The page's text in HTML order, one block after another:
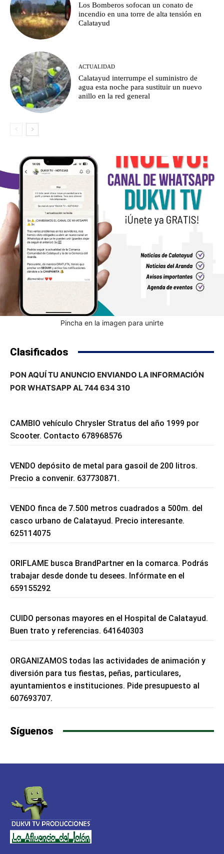
Los Bomberos sofocan un conato de
incendio en una torre de alta tensión en
Calatayud
ACTUALIDAD
Calatayud interrumpe el suministro de
agua esta noche para sustituir un nuevo
anillo en la red general
Pincha en la imagen para unirte
Clasificados
PON AQUÍ TU ANUNCIO ENVIANDO LA INFORMACIÓN
POR WHATSAPP AL 744 634 310
CAMBIO vehículo Chrysler Stratus del año 1999 por
Scooter. Contacto 678968576
VENDO depósito de metal para gasoil de 200 litros.
Precio a convenir. 637730871.
VENDO finca de 7.500 metros cuadrados a 500m. del
casco urbano de Calatayud. Precio interesante.
625114075
ORIFLAME busca BrandPartner en la comarca. Podrás
trabajar desde donde tu desees. Infórmate en el
659155292
CUIDO personas mayores en el Hospital de Calatayud.
Buen trato y referencias. 641640303
ORGANIZAMOS todas las actividades de animación y
diversión para tus fiestas, peñas, particulares,
ayuntamientos e instituciones. Pide presupuesto al
607693707.
Síguenos